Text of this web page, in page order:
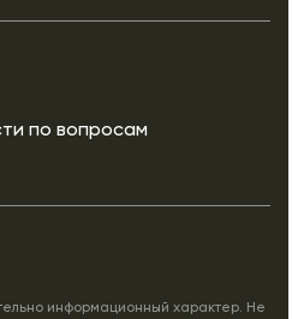
по вопросам
информационный характер. Не